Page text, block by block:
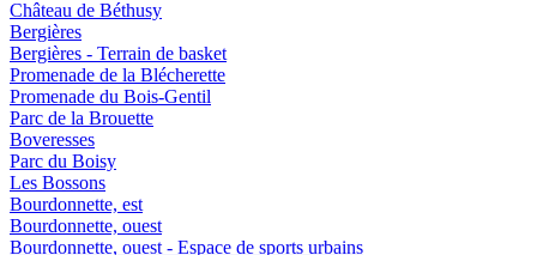
Château de Béthusy
Bergières
Bergières - Terrain de basket
Promenade de la Blécherette
Promenade du Bois-Gentil
Parc de la Brouette
Boveresses
Parc du Boisy
Les Bossons
Bourdonnette, est
Bourdonnette, ouest
Bourdonnette, ouest - Espace de sports urbains